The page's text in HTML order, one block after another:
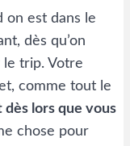
on est dans le
dès qu’on
le trip. Votre
comme tout le
lors que vous
chose pour